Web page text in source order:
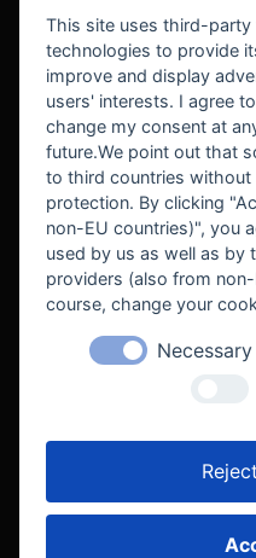
BEKANNT AUS
This site uses third-
technologies to provide
improve and display
users' interests. I agree
change my consent at
future.We point out that
to third countries without
protection. By clicking
non-EU countries)", you
used by us as well as
providers (also from
course, change your
Necessary